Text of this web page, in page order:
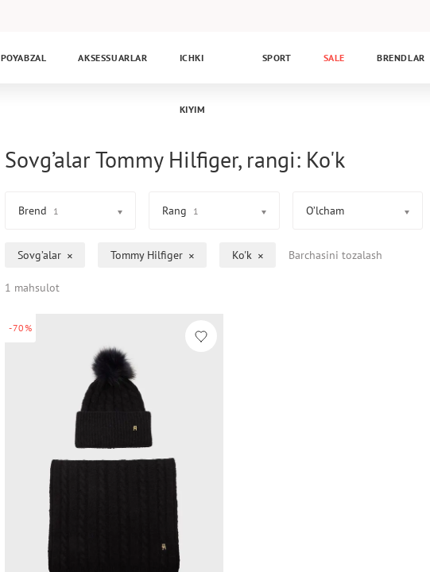
POYABZAL AKSESSUARLAR ICHKI
KIYIM
SPORT SALE BRENDLAR
Sovg’alar Tommy Hilfiger, rangi: Ko'k
Brend 1 Rang 1 O’lcham
Sovg’alar Tommy Hilfiger Ko'k Barchasini tozalash
1 mahsulot
-70%